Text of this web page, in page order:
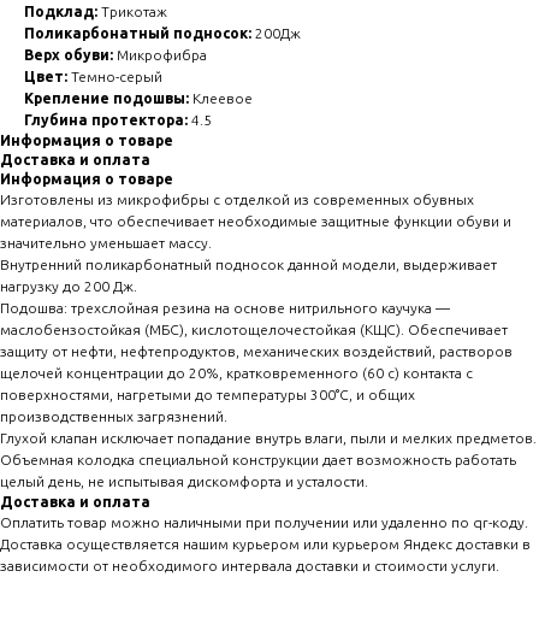
Подклад: Трикотаж
Поликарбонатный подносок: 200Дж
Верх обуви: Микрофибра
Цвет: Темно-серый
Крепление подошвы: Клеевое
Глубина протектора: 4.5
Информация о товаре
Доставка и оплата
Информация о товаре
Изготовлены из микрофибры с отделкой из современных обувных
материалов, что обеспечивает необходимые защитные функции обуви и
значительно уменьшает массу.
Внутренний поликарбонатный подносок данной модели, выдерживает
нагрузку до 200 Дж.
Подошва: трехслойная резина на основе нитрильного каучука —
маслобензостойкая (МБС), кислотощелочестойкая (КЩС). Обеспечивает
защиту от нефти, нефтепродуктов, механических воздействий, растворов
щелочей концентрации до 20%, кратковременного (60 с) контакта с
поверхностями, нагретыми до температуры 300°С, и общих
производственных загрязнений.
Глухой клапан исключает попадание внутрь влаги, пыли и мелких предметов.
Объемная колодка специальной конструкции дает возможность работать
целый день, не испытывая дискомфорта и усталости.
Доставка и оплата
Оплатить товар можно наличными при получении или удаленно по qr-коду.
Доставка осуществляется нашим курьером или курьером Яндекс доставки в
зависимости от необходимого интервала доставки и стоимости услуги.